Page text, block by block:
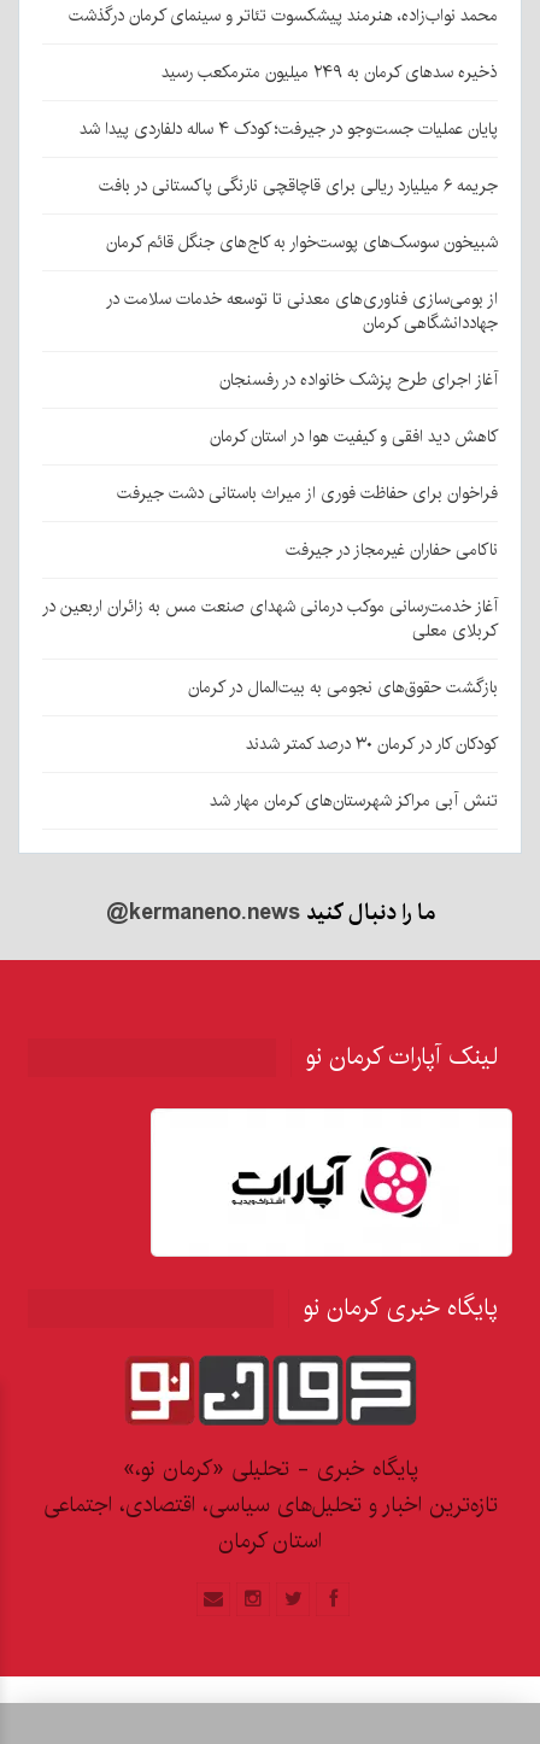
محمد نواب‌زاده، هنرمند پیشکسوت تئاتر و سینمای کرمان درگذشت
ذخیره سدهای کرمان به ۲۴۹ میلیون مترمکعب رسید
پایان عملیات جست‌وجو در جیرفت؛ کودک ۴ ساله دلفاردی پیدا شد
جریمه ۶ میلیارد ریالی برای قاچاقچی نارنگی پاکستانی در بافت
شبیخون سوسک‌های پوست‌خوار به کاج‌های جنگل قائم کرمان
از بومی‌سازی فناوری‌های معدنی تا توسعه خدمات سلامت در
جهاددانشگاهی کرمان
آغاز اجرای طرح پزشک خانواده در رفسنجان
کاهش دید افقی و کیفیت هوا در استان کرمان
فراخوان برای حفاظت فوری از میراث باستانی دشت جیرفت
ناکامی حفاران غیرمجاز در جیرفت
آغاز خدمت‌رسانی موکب درمانی شهدای صنعت مس به زائران اربعین در
کربلای معلی
بازگشت حقوق‌های نجومی به بیت‌المال در کرمان
کودکان کار در کرمان ۳۰ درصد کمتر شدند
تنش آبی مراکز شهرستان‌های کرمان مهار شد
ما را دنبال کنید@kermaneno.news
لینک آپارات کرمان نو
پایگاه خبری کرمان نو
پایگاه خبری - تحلیلی «کرمان نو،»
تازه‌ترین اخبار و تحلیل‌های سیاسی، اقتصادی، اجتماعی
استان کرمان